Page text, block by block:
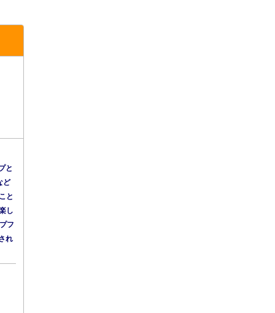
と
ど
と
し
フ
れ